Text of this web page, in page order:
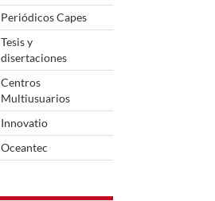
Periódicos Capes
Tesis y
disertaciones
Centros
Multiusuarios
Innovatio
Oceantec